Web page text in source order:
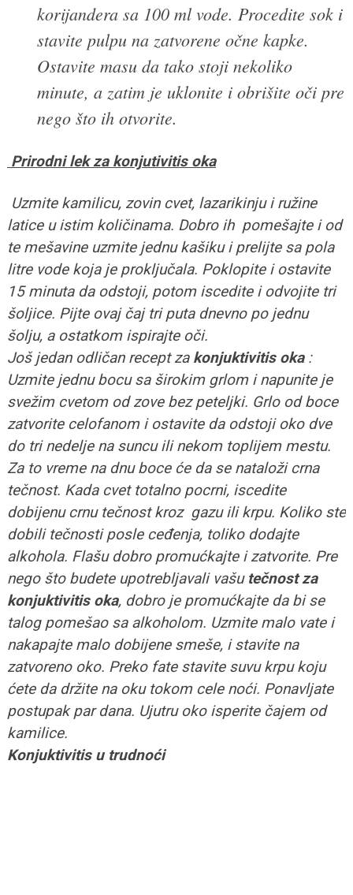
korijandera sa 100 ml vode. Procedite sok i
stavite pulpu na zatvorene očne kapke.
Ostavite masu da tako stoji nekoliko
minute, a zatim je uklonite i obrišite oči pre
nego što ih otvorite.
Prirodni lek za konjutivitis oka
Uzmite kamilicu, zovin cvet, lazarikinju i ružine
latice u istim količinama. Dobro ih pomešajte i od
te mešavine uzmite jednu kašiku i prelijte sa pola
litre vode koja je proključala. Poklopite i ostavite
15 minuta da odstoji, potom iscedite i odvojite tri
šoljice. Pijte ovaj čaj tri puta dnevno po jednu
šolju, a ostatkom ispirajte oči.
Još jedan odličan recept za konjuktivitis oka:
Uzmite jednu bocu sa širokim grlom i napunite je
svežim cvetom od zove bez peteljki. Grlo od boce
zatvorite celofanom i ostavite da odstoji oko dve
do tri nedelje na suncu ili nekom toplijem mestu.
Za to vreme na dnu boce će da se nataloži crna
tečnost. Kada cvet totalno pocrni, iscedite
dobijenu crnu tečnost kroz gazu ili krpu. Koliko ste
dobili tečnosti posle ceđenja, toliko dodajte
alkohola. Flašu dobro promućkajte i zatvorite. Pre
nego što budete upotrebljavali vašu tečnost za
konjuktivitis oka, dobro je promućkajte da bi se
talog pomešao sa alkoholom. Uzmite malo vate i
nakapajte malo dobijene smeše, i stavite na
zatvoreno oko. Preko fate stavite suvu krpu koju
ćete da držite na oku tokom cele noći. Ponavljate
postupak par dana. Ujutru oko isperite čajem od
kamilice.
Konjuktivitis u trudnoći